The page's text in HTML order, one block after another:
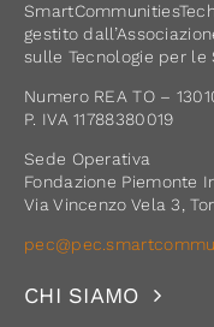
gestito
sulle Tecnologie per le
Numero REA TO –
P. IVA 11788380019
Sede Operativa
Fondazione Piemonte
Via Vincenzo Vela 3,
CHI SIAMO